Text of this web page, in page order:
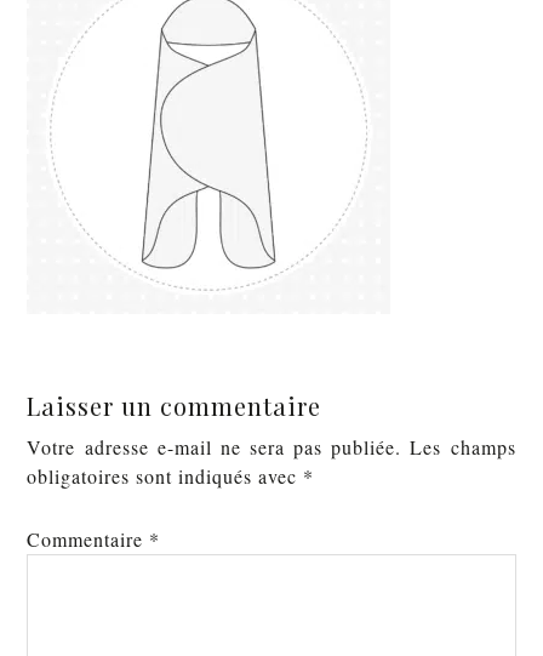
Laisser un commentaire
Votre adresse e-mail ne sera pas publiée. Les champs
obligatoires sont indiqués avec *
Commentaire *